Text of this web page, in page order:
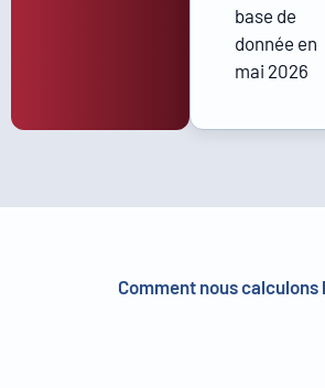
base de
donnée en
mai 2026
Comment nous calculons